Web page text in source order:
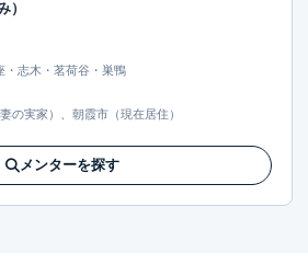
）
・志木・茗荷谷・巣鴨
の実家）、朝霞市（現在居住）
メンターを探す